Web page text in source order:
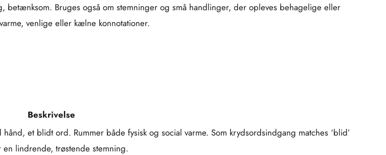
betænksom. Bruges også om stemninger og små handlinger, der opleves behagelige eller
venlige eller kælne konnotationer.
Beskrivelse
et blidt ord. Rummer både fysisk og social varme. Som krydsordsindgang matches ‘blid’
lindrende, trøstende stemning.